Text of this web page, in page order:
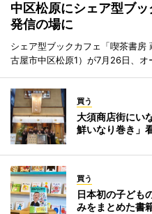
中区松原にシェア型ブ
発信の場に
シェア型ブックカフェ「喫茶書房
古屋市中区松原1）が7月26日、オ
買う
大須商店街にい
鮮いなり巻き」
買う
日本初の子ども
みをまとめた書